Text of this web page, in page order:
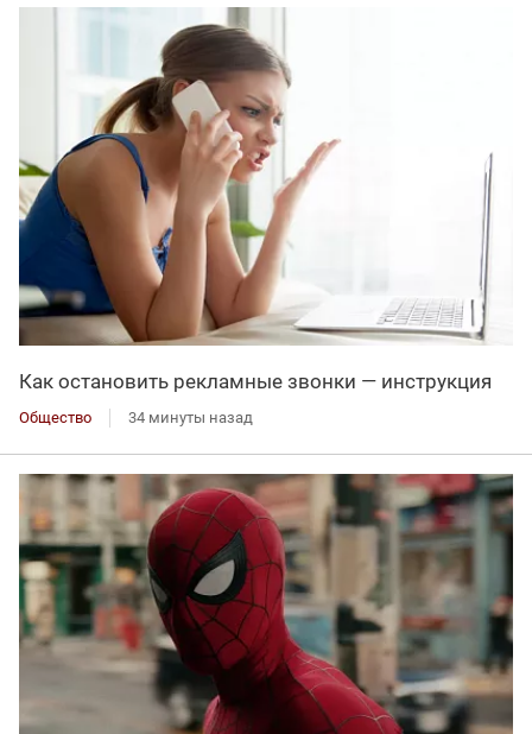
Как остановить рекламные звонки — инструкция
Общество 34 минуты назад